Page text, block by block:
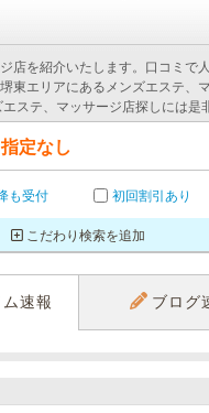
店を紹介いたします。口コミで
東エリアにあるメンズエステ、
ステ、マッサージ店探しには是
指定なし
も受付 初回割引あり
こだわり検索を追加
速報 ブログ